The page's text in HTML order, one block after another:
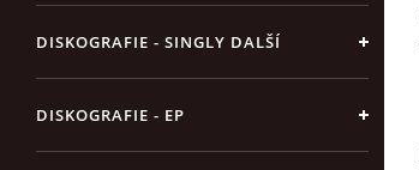
DISKOGRAFIE - SINGLY DALŠÍ
DISKOGRAFIE - EP